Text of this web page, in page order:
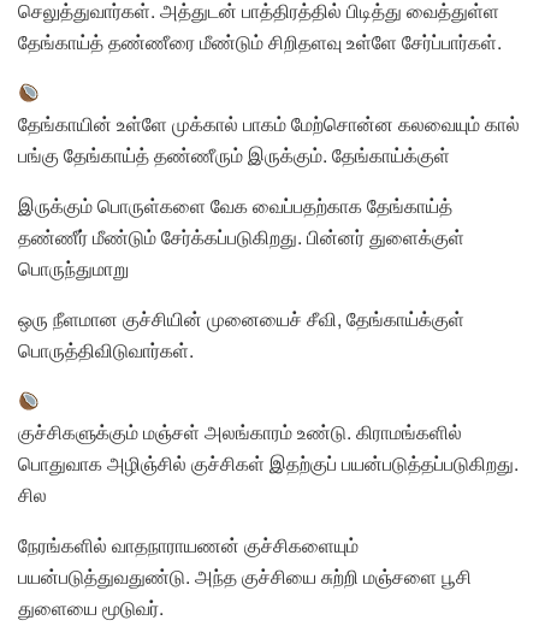
செலுத்துவார்கள். அத்துடன் பாத்திரத்தில் பிடித்து வைத்துள்ள
தேங்காய்த் தண்ணீரை மீண்டும் சிறிதளவு உள்ளே சேர்ப்பார்கள்.
தேங்காயின் உள்ளே முக்கால் பாகம் மேற்சொன்ன கலவையும் கால்
பங்கு தேங்காய்த் தண்ணீரும் இருக்கும். தேங்காய்க்குள்
இருக்கும் பொருள்களை வேக வைப்பதற்காக தேங்காய்த்
தண்ணீர் மீண்டும் சேர்க்கப்படுகிறது. பின்னர் துளைக்குள்
பொருந்துமாறு
ஒரு நீளமான குச்சியின் முனையைச் சீவி, தேங்காய்க்குள்
பொருத்திவிடுவார்கள்.
குச்சிகளுக்கும் மஞ்சள் அலங்காரம் உண்டு. கிராமங்களில்
பொதுவாக அழிஞ்சில் குச்சிகள் இதற்குப் பயன்படுத்தப்படுகிறது.
சில
நேரங்களில் வாதநாராயணன் குச்சிகளையும்
பயன்படுத்துவதுண்டு. அந்த குச்சியை சுற்றி மஞ்சளை பூசி
துளையை மூடுவர்.